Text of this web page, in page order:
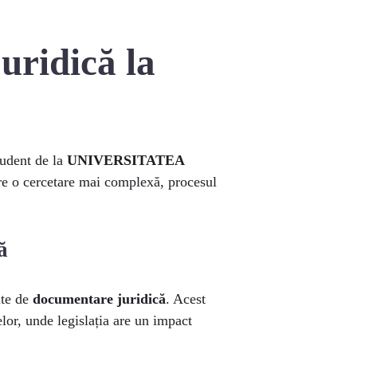
la
de la UNIVERSITATEA
o cercetare mai complexă, procesul
de documentare juridică. Acest
unde legislația are un impact